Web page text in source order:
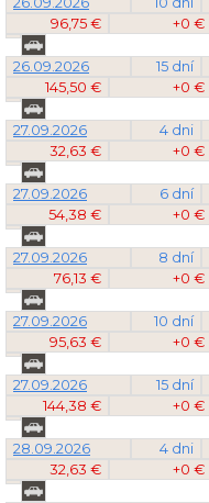
96,75 €
+0 €
26.09.2026 15 dní
145,50 €
+0 €
27.09.2026 4 dni
32,63 €
+0 €
27.09.2026 6 dní
54,38 €
+0 €
27.09.2026 8 dní
76,13 €
+0 €
27.09.2026 10 dní
95,63 €
+0 €
27.09.2026 15 dní
144,38 €
+0 €
28.09.2026 4 dni
32,63 €
+0 €